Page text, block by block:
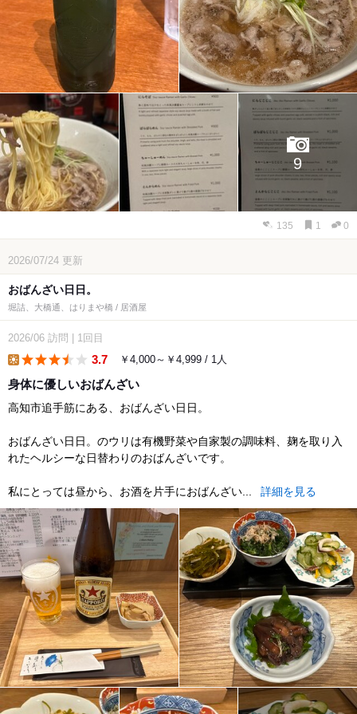
9
135 1 0
2026/07/24 更新
おばんざい日日。
堀詰、大橋通、はりまや橋 / 居酒屋
2026/06 訪問 1回目
3.7 ￥4,000～￥4,999 / 1人
身体に優しいおばんざい
高知市追手筋にある、おばんざい日日。
おばんざい日日。のウリは有機野菜や自家製の調味料、麹を取り入
れたヘルシーな日替わりのおばんざいです。
私にとっては昼から、お酒を片手におばんざい... 詳細を見る